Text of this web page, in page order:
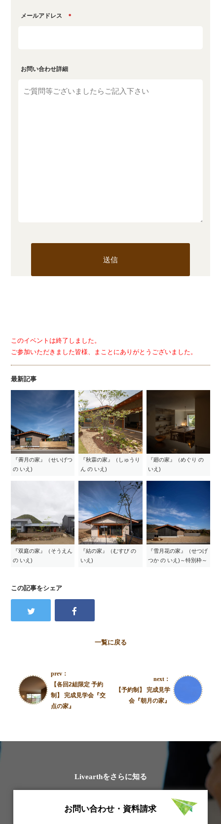
メールアドレス ＊
お問い合わせ詳細
このイベントは終了しました。
ご参加いただきました皆様、まことにありがとうございました。
最新記事
『霽月の家』（せいげつ
の いえ)
『秋霖の家』（しゅうり
ん の いえ)
『廻の家』（めぐり の
いえ)
『双庭の家』（そうえん
の いえ)
『結の家』（むすび の
いえ)
『雪月花の家』（せつげ
つか の いえ)～特別枠～
この記事をシェア
一覧に戻る
prev：
【各回2組限定 予約
制】 完成見学会『交
点の家』
next：
【予約制】 完成見学
会『朝月の家』
Livearthをさらに知る
お問い合わせ・資料請求